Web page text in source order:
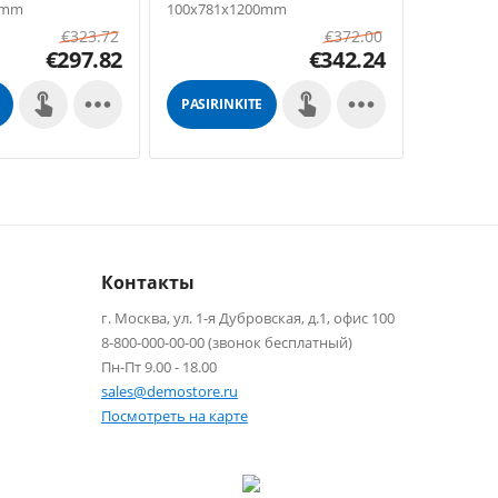
€323.72
€297.82

100x781x1200mm
€372.00
€342.24
PASIRINKITE 
Контакты
г. Москва, ул. 1-я Дубровская, д.1, офис 100
8-800-000-00-00 (звонок бесплатный)
Пн-Пт 9.00 - 18.00
sales@demostore.ru
Посмотреть на карте